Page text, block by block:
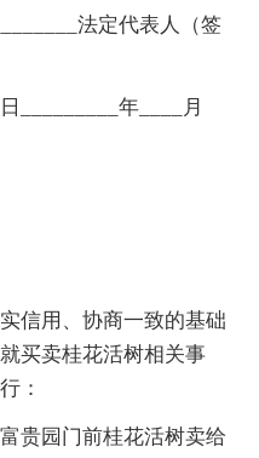
法定代表人（签
_________年____月
信用、协商一致的基础
买卖桂花活树相关事
：
贵园门前桂花活树卖给